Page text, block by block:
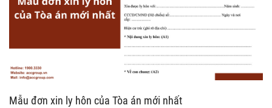
Mẫu đơn xin ly hôn của Tòa án mới nhất